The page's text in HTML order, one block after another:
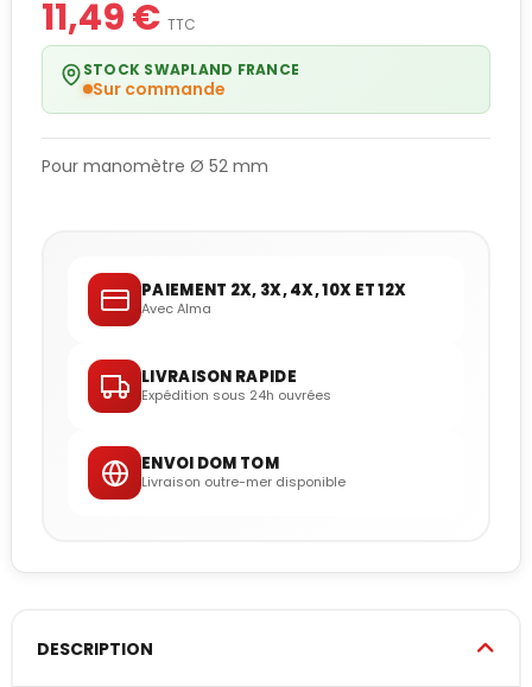
11,49 € TTC
STOCK SWAPLAND FRANCE
Sur commande
Pour manomètre Ø 52 mm
PAIEMENT 2X, 3X, 4X, 10X ET 12X
Avec Alma
LIVRAISON RAPIDE
Expédition sous 24h ouvrées
ENVOI DOM TOM
Livraison outre-mer disponible
DESCRIPTION